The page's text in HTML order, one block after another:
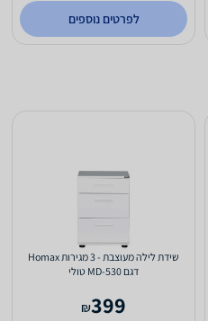
לפרטים נוספים
שידת לילה מעוצבת - 3 מגירות Homax
דגם MD-530 טולי
399
₪